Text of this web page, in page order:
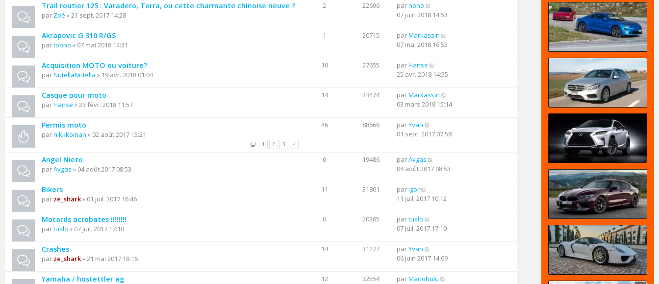
Trail routier 125 : Varadero, Terra, ou cette charmante chinoise neuve ?
par Zoé » 21 sept. 2017 14:28
2 22696 parnono
07 juin 2018 14:53
Akrapovic G 310 R/GS
partobno » 07 mai 2018 14:31
1 20715 parMarkassin
07 mai 2018 16:55
Acquisition MOTO ou voiture?
parNutellaNutella » 19 avr. 2018 01:04
10 27655 parHanse
25 avr. 2018 14:55
Casque pour moto
parHanse » 23 févr. 2018 11:57
14 33474 parMarkassin
03 mars 2018 15:14
Permis moto
parnikkkoman » 02 août 2017 13:21
1 2 3 4
46 88666 parYvan
01 sept. 2017 07:58
Angel Nieto
parAvgas » 04 août 2017 08:53
0 19486 parAvgas
04 août 2017 08:53
Bikers
par ze_shark» 01 juil. 2017 16:46
11 31801 parIgor
11 juil. 2017 10:12
Motards acrobates !!!!!!!!
partuslo » 07 juil. 2017 17:10
0 20365 partuslo
07 juil. 2017 17:10
Crashes
par ze_shark» 21 mai 2017 18:16
14 31277 parYvan
06 juin 2017 14:09
Yamaha / hostettler ag 12 32554 parManohulu